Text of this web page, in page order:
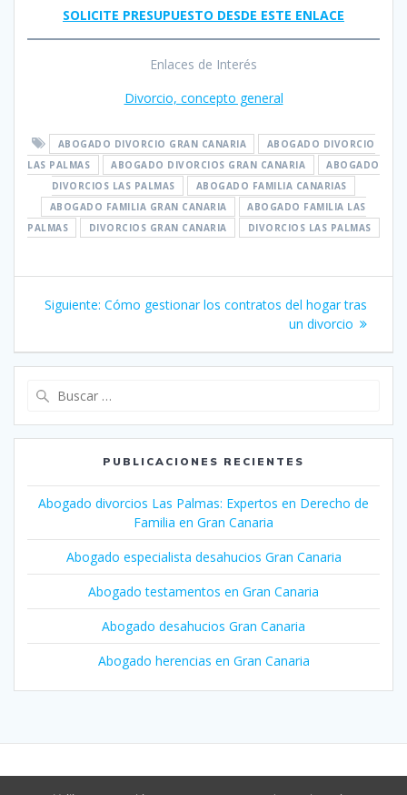
SOLICITE PRESUPUESTO DESDE ESTE ENLACE
Enlaces de Interés
Divorcio, concepto general
ABOGADO DIVORCIO GRAN CANARIA
ABOGADO DIVORCIO
LAS PALMAS
ABOGADO DIVORCIOS GRAN CANARIA
ABOGADO
DIVORCIOS LAS PALMAS
ABOGADO FAMILIA CANARIAS
ABOGADO FAMILIA GRAN CANARIA
ABOGADO FAMILIA LAS
PALMAS
DIVORCIOS GRAN CANARIA DIVORCIOS LAS PALMAS
Navegación
entradas
Siguiente: Siguiente
Cómo gestionar los contratos del hogar tras
un divorcio
PUBLICACIONES RECIENTES
Abogado divorcios Las Palmas: Expertos en Derecho de
Familia en Gran Canaria
Abogado especialista desahucios Gran Canaria
Abogado testamentos en Gran Canaria
Abogado desahucios Gran Canaria
Abogado herencias en Gran Canaria